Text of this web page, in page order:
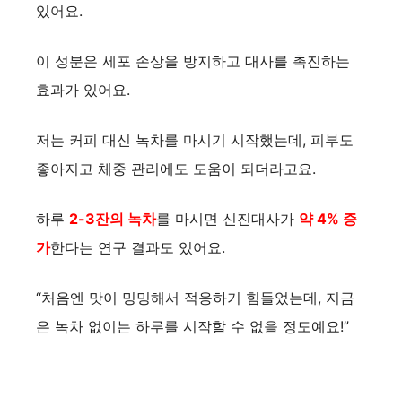
있어요.
이 성분은 세포 손상을 방지하고 대사를 촉진하는
효과가 있어요.
저는 커피 대신 녹차를 마시기 시작했는데, 피부도
좋아지고 체중 관리에도 도움이 되더라고요.
하루 2-3잔의 녹차를 마시면 신진대사가 약 4% 증
가한다는 연구 결과도 있어요.
“처음엔 맛이 밍밍해서 적응하기 힘들었는데, 지금
은 녹차 없이는 하루를 시작할 수 없을 정도예요!”